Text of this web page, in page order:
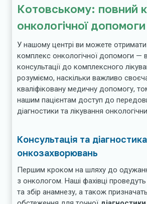
Котовському: повний
онкологічної допомоги
У нашому центрі ви можете
комплекс онкологічної допомоги —
консультації до комплексного
розуміємо, наскільки важливо
кваліфіковану медичну допомогу,
нашим пацієнтам доступ до
діагностики та лікування
Консультація та діагностика
онкозахворювань
Першим кроком на шляху до
з онкологом. Наші фахівці
та збір анамнезу, а також